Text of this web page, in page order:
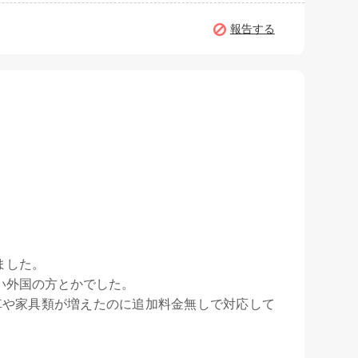
報告する
た。
国の方とかでした。
家具類が増えたのに追加料金無しで対応して